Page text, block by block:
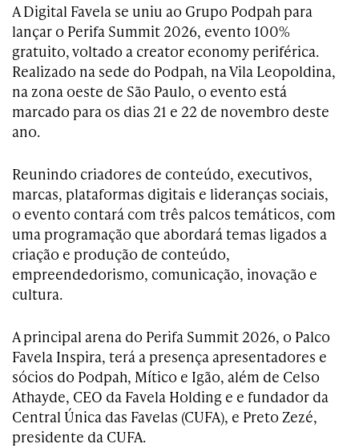
A Digital Favela se uniu ao Grupo Podpah para
lançar o Perifa Summit 2026, evento 100%
gratuito, voltado a creator economy periférica.
Realizado na sede do Podpah, na Vila Leopoldina,
na zona oeste de São Paulo, o evento está
marcado para os dias 21 e 22 de novembro deste
ano.
Reunindo criadores de conteúdo, executivos,
marcas, plataformas digitais e lideranças sociais,
o evento contará com três palcos temáticos, com
uma programação que abordará temas ligados a
criação e produção de conteúdo,
empreendedorismo, comunicação, inovação e
cultura.
A principal arena do Perifa Summit 2026, o Palco
Favela Inspira, terá a presença apresentadores e
sócios do Podpah, Mítico e Igão, além de Celso
Athayde, CEO da Favela Holding e e fundador da
Central Única das Favelas (CUFA), e Preto Zezé,
presidente da CUFA.